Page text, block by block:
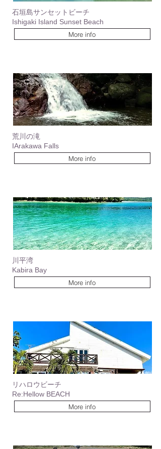
石垣島サンセットビーチ
Ishigaki Island Sunset Beach
More info
荒川の滝
IArakawa Falls
More info
川平湾
Kabira Bay
More info
リハロウビーチ
Re:Hellow BEACH
More info